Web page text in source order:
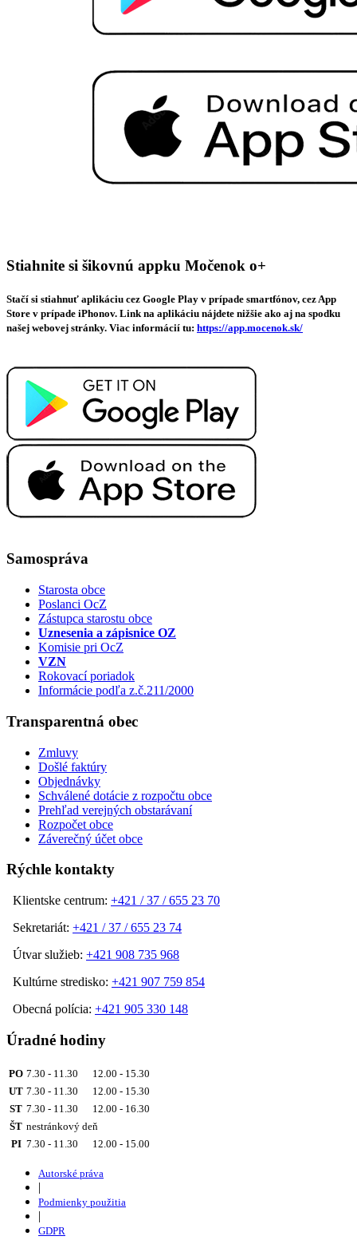
Stiahnite si šikovnú appku Močenok o+
Stačí si stiahnuť aplikáciu cez Google Play v prípade smartfónov, cez App
Store v prípade iPhonov. Link na aplikáciu nájdete nižšie ako aj na spodku
našej webovej stránky. Viac informácií tu: https://app.mocenok.sk/
Samospráva
Starosta obce
Poslanci OcZ
Zástupca starostu obce
Uznesenia a zápisnice OZ
Komisie pri OcZ
VZN
Rokovací poriadok
Informácie podľa z.č.211/2000
Transparentná obec
Zmluvy
Došlé faktúry
Objednávky
Schválené dotácie z rozpočtu obce
Prehľad verejných obstarávaní
Rozpočet obce
Záverečný účet obce
Rýchle kontakty
Klientske centrum: +421 / 37 / 655 23 70
Sekretariát: +421 / 37 / 655 23 74
Útvar služieb: +421 908 735 968
Kultúrne stredisko: +421 907 759 854
Obecná polícia: +421 905 330 148
Úradné hodiny
PO 7.30 - 11.30 12.00 - 15.30
UT 7.30 - 11.30 12.00 - 15.30
ST 7.30 - 11.30 12.00 - 16.30
ŠT nestránkový deň
PI 7.30 - 11.30 12.00 - 15.00
Autorské práva
|
Podmienky použitia
|
GDPR